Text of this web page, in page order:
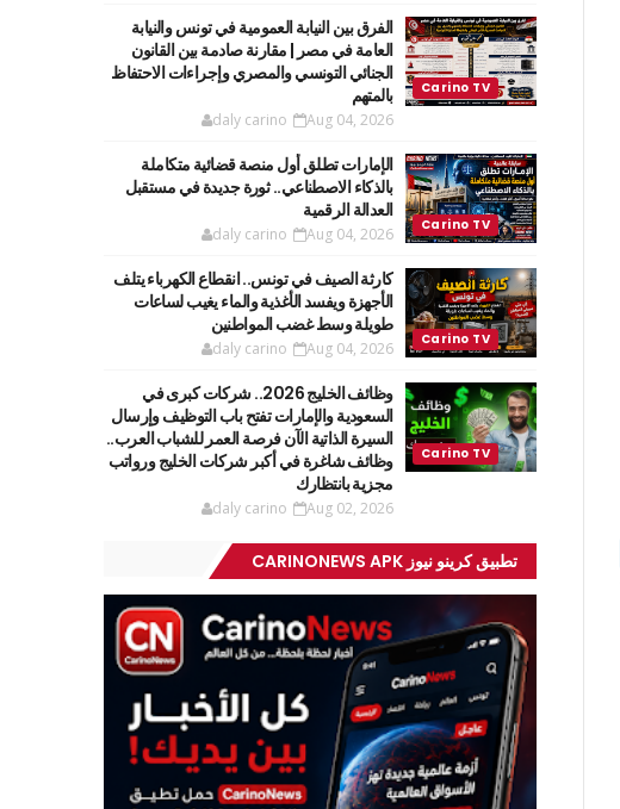
الفرق بين النيابة العمومية في تونس والنيابة
العامة في مصر | مقارنة صادمة بين القانون
الجنائي التونسي والمصري وإجراءات الاحتفاظ
بالمتهم
daly carino Aug 04, 2026
الإمارات تطلق أول منصة قضائية متكاملة
بالذكاء الاصطناعي.. ثورة جديدة في مستقبل
العدالة الرقمية
daly carino Aug 04, 2026
كارثة الصيف في تونس.. انقطاع الكهرباء يتلف
الأجهزة ويفسد الأغذية والماء يغيب لساعات
طويلة وسط غضب المواطنين
daly carino Aug 04, 2026
وظائف الخليج 2026.. شركات كبرى في
السعودية والإمارات تفتح باب التوظيف وإرسال
السيرة الذاتية الآن فرصة العمر للشباب العرب..
وظائف شاغرة في أكبر شركات الخليج ورواتب
مجزية بانتظارك
daly carino Aug 02, 2026
تطبيق كرينو نيوز CARINONEWS APK